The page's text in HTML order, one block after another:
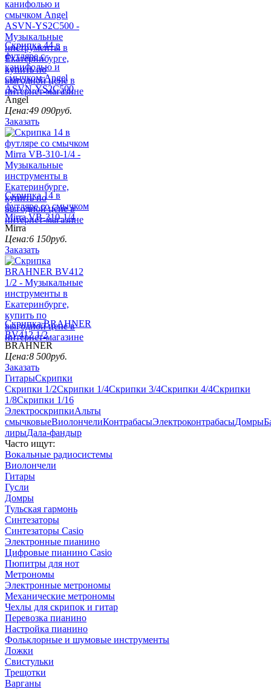
Скрипка 44 в
футляре с
канифолью и
смычком Angel
ASVN-YS2C500
Angel
Цена:49 090руб.
Заказать
Скрипка 14 в
футляре со смычком
Mirra VB-310-1/4
Mirra
Цена:6 150руб.
Заказать
Скрипка BRAHNER
BV412 1/2
BRAHNER
Цена:8 500руб.
Заказать
ГитарыСкрипки
Скрипки 1/2Скрипки 1/4Скрипки 3/4Скрипки 4/4Скрипки
1/8Скрипки 1/16
ЭлектроскрипкиАльты
смычковыеВиолончелиКонтрабасыЭлектроконтрабасыДомры
лирыДала-фандыр
Часто ищут:
Вокальные радиосистемы
Виолончели
Гитары
Гусли
Домры
Тульская гармонь
Синтезаторы
Синтезаторы Casio
Электронные пианино
Цифровые пианино Casio
Пюпитры для нот
Метрономы
Электронные метрономы
Механические метрономы
Чехлы для скрипок и гитар
Перевозка пианино
Настройка пианино
Фольклорные и шумовые инструменты
Ложки
Свистульки
Трещотки
Варганы